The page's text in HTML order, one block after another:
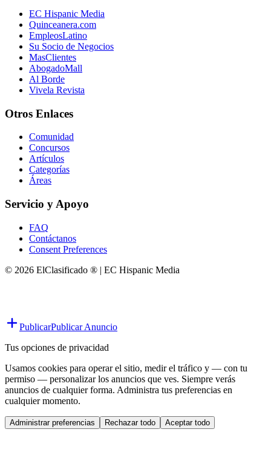
EC Hispanic Media
Quinceanera.com
EmpleosLatino
Su Socio de Negocios
MasClientes
AbogadoMall
Al Borde
Vivela Revista
Otros Enlaces
Comunidad
Concursos
Artículos
Categorías
Áreas
Servicio y Apoyo
FAQ
Contáctanos
Consent Preferences
© 2026 ElClasificado ® | EC Hispanic Media
PublicarPublicar Anuncio
Tus opciones de privacidad
Usamos cookies para operar el sitio, medir el tráfico y — con tu
permiso — personalizar los anuncios que ves. Siempre verás
anuncios de cualquier forma. Administra tus preferencias en
cualquier momento.
Administrar preferencias Rechazar todo Aceptar todo